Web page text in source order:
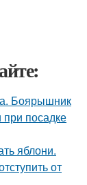
Боярышник
при посадке
яблони.
от